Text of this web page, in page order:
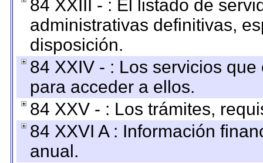
84 XXIII - : El listado de
administrativas definitivas,
disposición.
84 XXIV - : Los servicios
para acceder a ellos.
84 XXV - : Los trámites,
84 XXVI A : Información
anual.